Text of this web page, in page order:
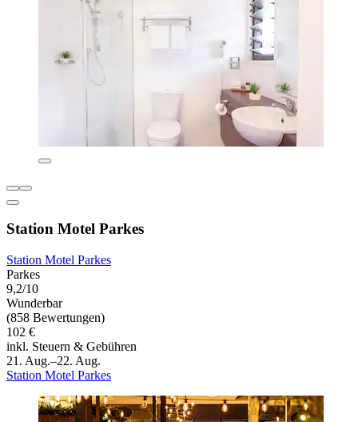
Station Motel Parkes
Station Motel Parkes
Parkes
9,2/10
Wunderbar
(858 Bewertungen)
102 €
inkl. Steuern & Gebühren
21. Aug.–22. Aug.
Station Motel Parkes